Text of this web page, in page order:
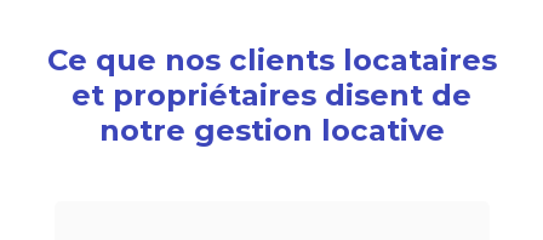
Ce que nos clients locataires
et propriétaires disent de
notre gestion locative